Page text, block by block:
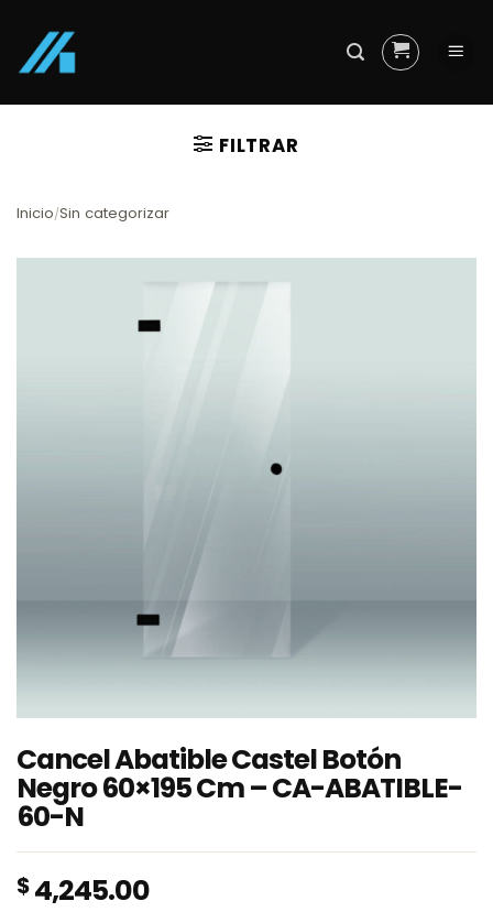
content
FILTRAR
Inicio/Sin categorizar
Cancel Abatible Castel Botón
Negro 60×195 Cm – CA-ABATIBLE-
60-N
$4,245.00